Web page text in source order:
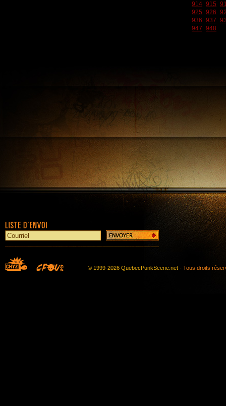
914 915
925 926
936 937
947 948
© 1999-2026 QuebecPunkScene.net - Tous droits